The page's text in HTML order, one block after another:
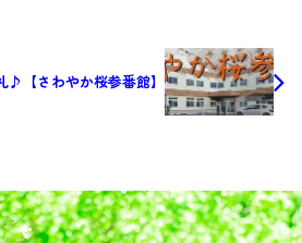
♪【さわやか桜参番館】